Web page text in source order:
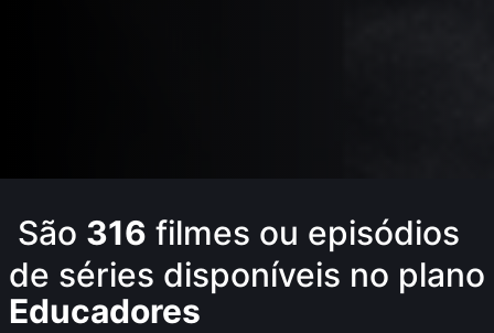
São 316 filmes ou episódios
de séries disponíveis no plano
Educadores